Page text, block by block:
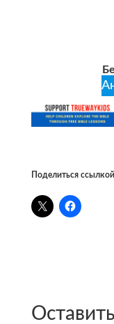
Поделиться